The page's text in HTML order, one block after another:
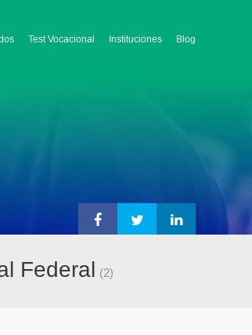
Test Vocacional Instituciones Blog
Federal (2)